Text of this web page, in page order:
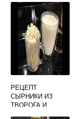
РЕЦЕПТ
СЫРНИКИ ИЗ
ТВОРОГА И